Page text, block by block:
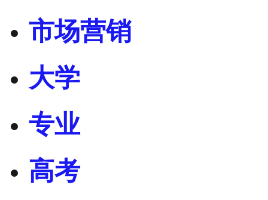
市场营销
大学
专业
高考